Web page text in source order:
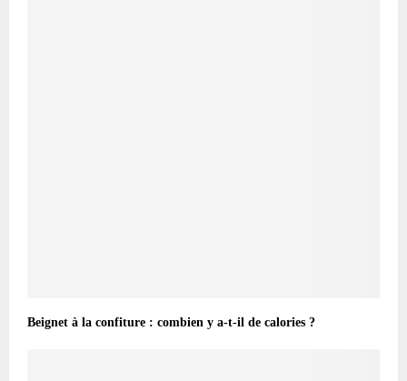
Beignet à la confiture : combien y a-t-il de calories ?